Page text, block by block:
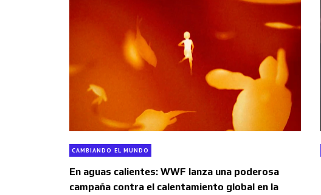
CAMBIANDO EL MUNDO
En aguas calientes: WWF lanza una poderosa
campaña contra el calentamiento global en la